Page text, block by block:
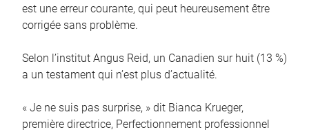
est une erreur courante, qui peut heureusement être
corrigée sans problème.
Selon l’institut Angus Reid, un Canadien sur huit (13 %)
a un testament qui n’est plus d’actualité.
« Je ne suis pas surprise, » dit Bianca Krueger,
première directrice, Perfectionnement professionnel